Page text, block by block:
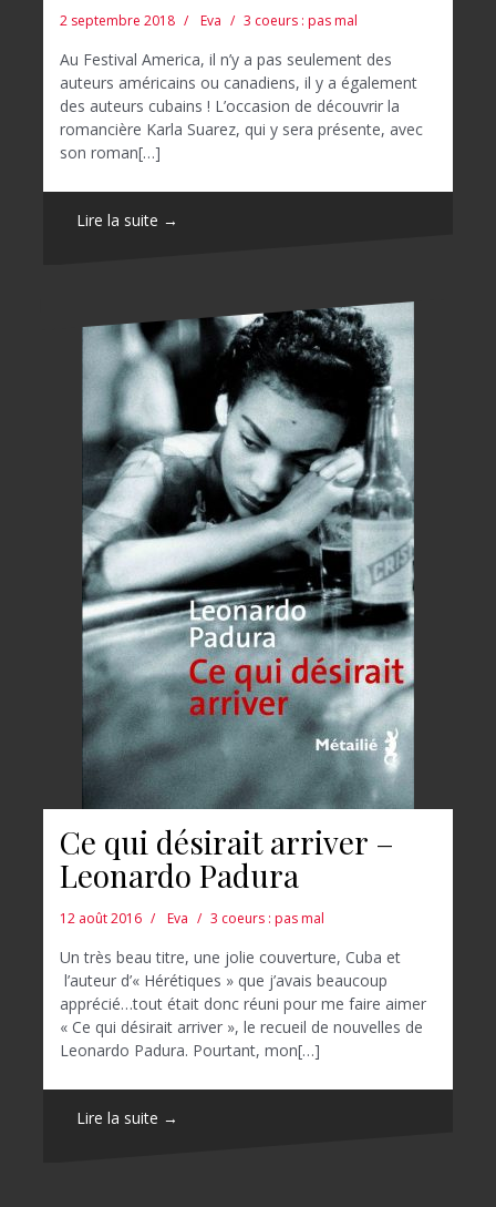
2 septembre 2018 Eva 3 coeurs : pas mal
Au Festival America, il n’y a pas seulement des
auteurs américains ou canadiens, il y a également
des auteurs cubains ! L’occasion de découvrir la
romancière Karla Suarez, qui y sera présente, avec
son roman[…]
Lire la suite →
Ce qui désirait arriver –
Leonardo Padura
12 août 2016 Eva 3 coeurs : pas mal
Un très beau titre, une jolie couverture, Cuba et
l’auteur d’« Hérétiques » que j’avais beaucoup
apprécié…tout était donc réuni pour me faire aimer
« Ce qui désirait arriver », le recueil de nouvelles de
Leonardo Padura. Pourtant, mon[…]
Lire la suite →